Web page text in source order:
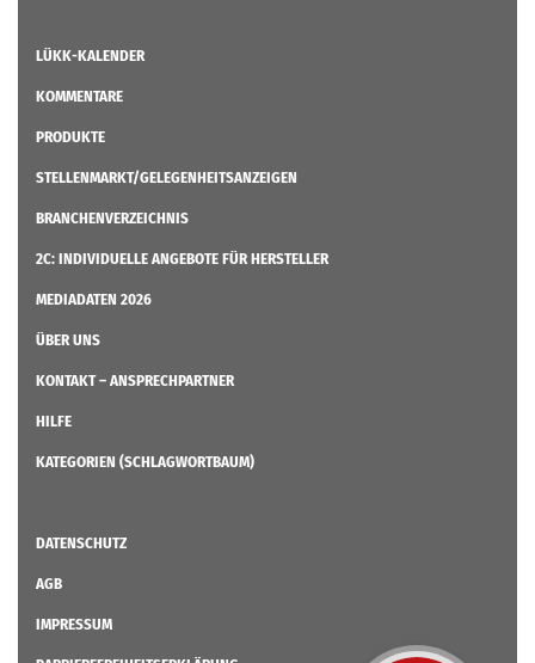
LÜKK-KALENDER
KOMMENTARE
PRODUKTE
STELLENMARKT/GELEGENHEITSANZEIGEN
BRANCHENVERZEICHNIS
2C: INDIVIDUELLE ANGEBOTE FÜR HERSTELLER
MEDIADATEN 2026
ÜBER UNS
KONTAKT – ANSPRECHPARTNER
HILFE
KATEGORIEN (SCHLAGWORTBAUM)
DATENSCHUTZ
AGB
IMPRESSUM